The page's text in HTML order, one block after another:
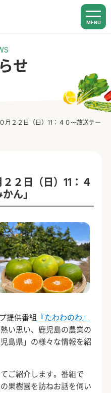
MENU
せ
月２２日（日）11：４０〜放送テー
２日（日）11：４
ん」
提供番組 『たわわのわ』
い思い、鹿児島の農業の
島県」の様々な情報を紹
ご紹介します。番組で
果樹園を訪ねお話を伺い